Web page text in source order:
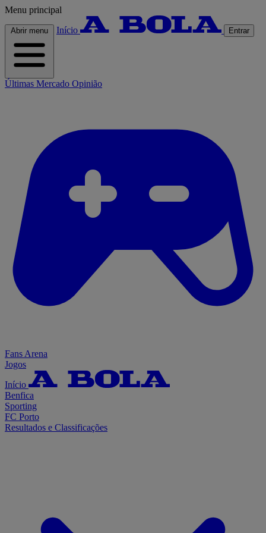
Menu principal
Abrir menu Início Entrar
Últimas Mercado Opinião
Fans Arena
Jogos
Início
Benfica
Sporting
FC Porto
Resultados e Classificações